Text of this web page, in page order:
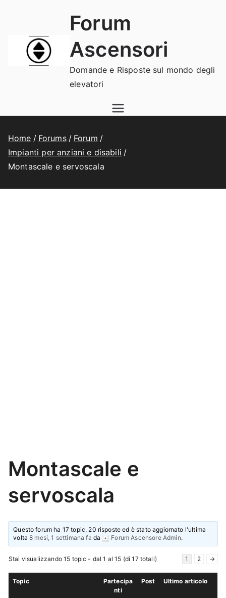
contenuto
Forum
Ascensori
Domande e Risposte sul mondo degli
elevatori
Home Forums
Forum
Impianti per anziani e disabili
Montascale e servoscala
Montascale e
servoscala
Questo forum ha 17 topic, 20 risposte ed è stato aggiornato l'ultima
volta8 mesi, 1 settimana fa da Forum Ascensore Admin.
Stai visualizzando 15 topic - dal 1 al 15 (di 17 totali) 1 2 →
Topic
Partecipa
nti
Post Ultimo articolo